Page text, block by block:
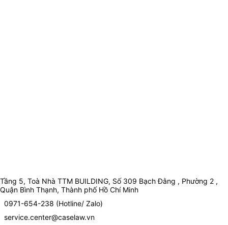
Tầng 5, Toà Nhà TTM BUILDING, Số 309 Bạch Đằng , Phường 2 ,
Quận Bình Thạnh, Thành phố Hồ Chí Minh
0971-654-238 (Hotline/ Zalo)
service.center@caselaw.vn